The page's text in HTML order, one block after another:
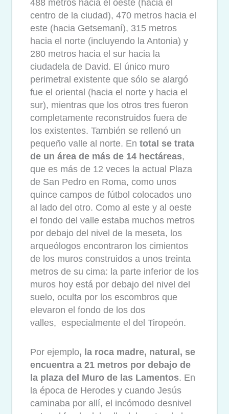
488 metros hacia el oeste (hacia el
centro de la ciudad), 470 metros hacia el
este (hacia Getsemaní), 315 metros
hacia el norte (incluyendo la Antonia) y
280 metros hacia el sur hacia la
ciudadela de David. El único muro
perimetral existente que sólo se alargó
fue el oriental (hacia el norte y hacia el
sur), mientras que los otros tres fueron
completamente reconstruidos fuera de
los existentes. También se rellenó un
pequeño valle al norte. En total se trata
de un área de más de 14 hectáreas,
que es más de 12 veces la actual Plaza
de San Pedro en Roma, como unos
quince campos de fútbol colocados uno
al lado del otro. Como al este y al oeste
el fondo del valle estaba muchos metros
por debajo del nivel de la meseta, los
arqueólogos encontraron los cimientos
de los muros construidos a unos treinta
metros de su cima: la parte inferior de los
muros hoy está por debajo del nivel del
suelo, oculta por los escombros que
elevaron el fondo de los dos
valles, especialmente el del Tiropeón.
Por ejemplo, la roca madre, natural, se
encuentra a 21 metros por debajo de
la plaza del Muro de las Lamentos. En
la época de Herodes y cuando Jesús
caminaba por allí, el incómodo desnivel